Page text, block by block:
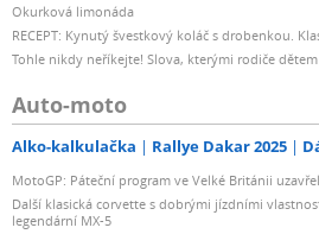
Okurková limonáda
RECEPT: Kynutý švestkový koláč s drobenkou.
Tohle nikdy neříkejte! Slova, kterými rodiče
Auto-moto
Alko-kalkulačka Rallye Dakar 2025
MotoGP: Páteční program ve Velké Británii
Další klasická corvette s dobrými jízdními
legendární MX-5